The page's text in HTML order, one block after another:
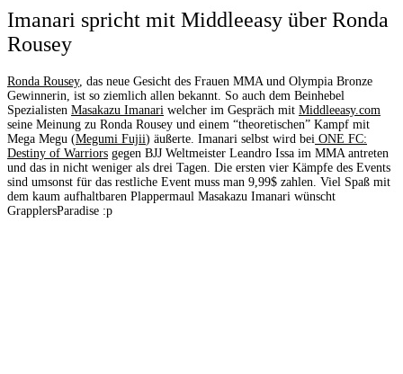
Imanari spricht mit Middleeasy über Ronda
Rousey
Ronda Rousey, das neue Gesicht des Frauen MMA und Olympia Bronze
Gewinnerin, ist so ziemlich allen bekannt. So auch dem Beinhebel
Spezialisten Masakazu Imanari welcher im Gespräch mit Middleeasy.com
seine Meinung zu Ronda Rousey und einem “theoretischen” Kampf mit
Mega Megu (Megumi Fujii) äußerte. Imanari selbst wird bei ONE FC:
Destiny of Warriors gegen BJJ Weltmeister Leandro Issa im MMA antreten
und das in nicht weniger als drei Tagen. Die ersten vier Kämpfe des Events
sind umsonst für das restliche Event muss man 9,99$ zahlen. Viel Spaß mit
dem kaum aufhaltbaren Plappermaul Masakazu Imanari wünscht
GrapplersParadise :p